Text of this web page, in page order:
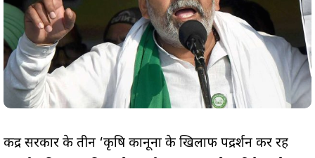
केंद्र सरकार के तीन ‘कृषि कानूनों के खिलाफ पद्रर्शन कर रहें